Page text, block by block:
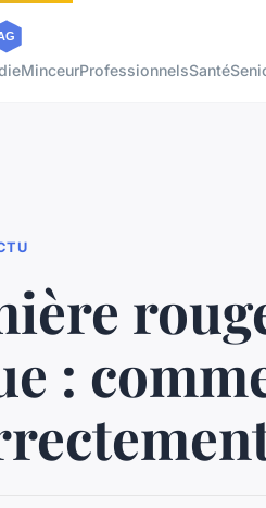
MinceurProfessionnelsSanté
: